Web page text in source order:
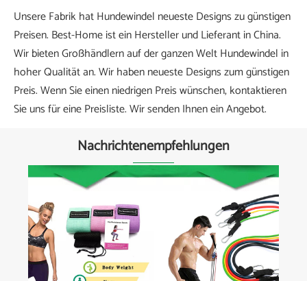
Unsere Fabrik hat Hundewindel neueste Designs zu günstigen
Preisen. Best-Home ist ein Hersteller und Lieferant in China.
Wir bieten Großhändlern auf der ganzen Welt Hundewindel in
hoher Qualität an. Wir haben neueste Designs zum günstigen
Preis. Wenn Sie einen niedrigen Preis wünschen, kontaktieren
Sie uns für eine Preisliste. Wir senden Ihnen ein Angebot.
Nachrichtenempfehlungen